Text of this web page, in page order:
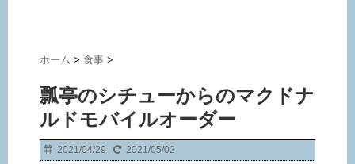
ホーム > 食事 >
瓢亭のシチューからのマクドナ
ルドモバイルオーダー
2021/04/29 2021/05/02